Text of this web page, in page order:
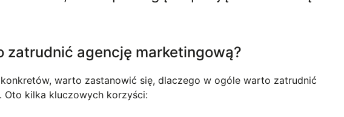
zatrudnić agencję marketingową?
warto zastanowić się, dlaczego w ogóle warto zatrudnić
Oto kilka kluczowych korzyści: